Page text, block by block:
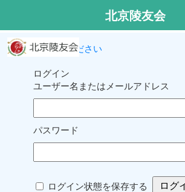
ログインしてください
ログイン
ユーザー名またはメールアドレス
パスワード
ログイン状態を保存する
北京陵友会